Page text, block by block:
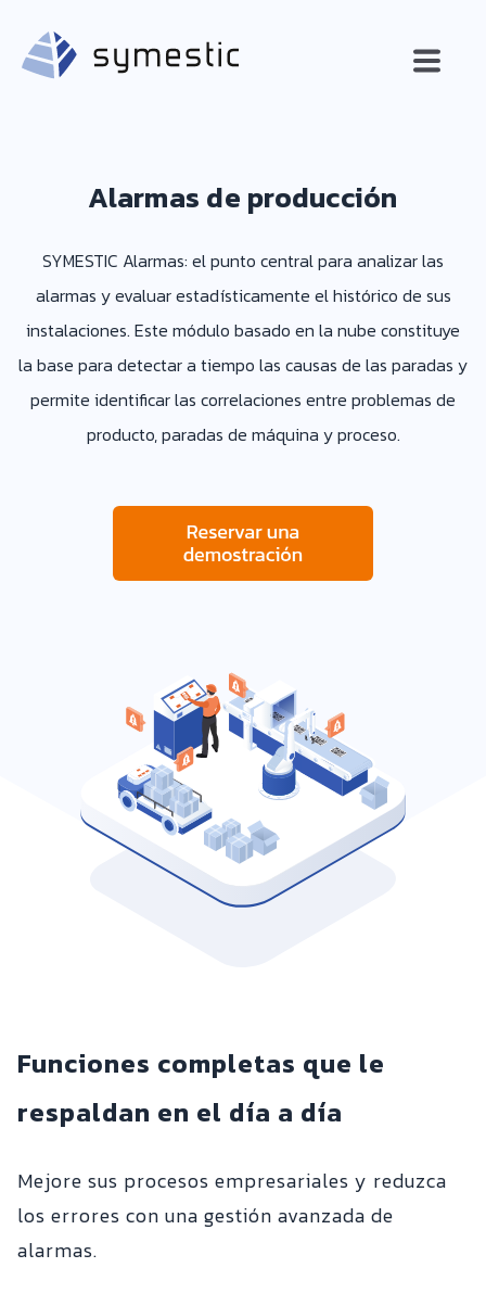
Alarmas de producción
SYMESTIC Alarmas: el punto central para analizar las
alarmas y evaluar estadísticamente el histórico de sus
instalaciones. Este módulo basado en la nube constituye
la base para detectar a tiempo las causas de las paradas y
permite identificar las correlaciones entre problemas de
producto, paradas de máquina y proceso.
Funciones completas que le
respaldan en el día a día
Mejore sus procesos empresariales y reduzca
los errores con una gestión avanzada de
alarmas.